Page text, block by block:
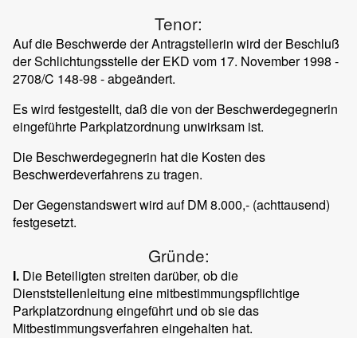
Tenor:
Auf die Beschwerde der Antragstellerin wird der Beschluß
der Schlichtungsstelle der EKD vom 17. November 1998 -
2708/C 148-98 - abgeändert.
Es wird festgestellt, daß die von der Beschwerdegegnerin
eingeführte Parkplatzordnung unwirksam ist.
Die Beschwerdegegnerin hat die Kosten des
Beschwerdeverfahrens zu tragen.
Der Gegenstandswert wird auf DM 8.000,- (achttausend)
festgesetzt.
Gründe:
I. Die Beteiligten streiten darüber, ob die
Dienststellenleitung eine mitbestimmungspflichtige
Parkplatzordnung eingeführt und ob sie das
Mitbestimmungsverfahren eingehalten hat.